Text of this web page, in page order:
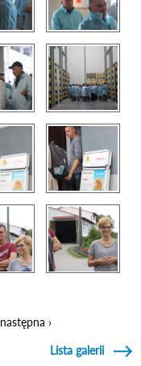
następna ›
Lista galerii